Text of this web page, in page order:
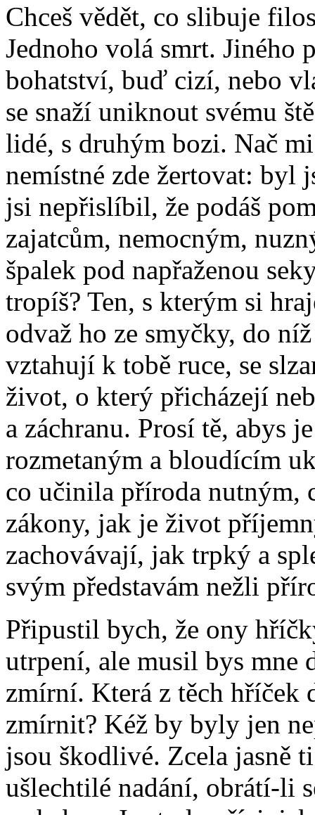
Chceš vědět, co slibuje
Jednoho volá smrt. Jiného
bohatství, buď cizí, nebo
se snaží uniknout svému
lidé, s druhým bozi. Nač
nemístné zde žertovat: byl
jsi nepřislíbil, že podáš
zajatcům, nemocným,
špalek pod napřaženou
tropíš? Ten, s kterým si
odvaž ho ze smyčky, do
vztahují k tobě ruce, se
život, o který přicházejí
a záchranu. Prosí tě, abys
rozmetaným a bloudícím
co učinila příroda nutným,
zákony, jak je život
zachovávají, jak trpký a
svým představám nežli
Připustil bych, že ony
utrpení, ale musil bys mne
zmírní. Která z těch hříček
zmírnit? Kéž by byly jen
jsou škodlivé. Zcela jasně
ušlechtilé nadání, obrátí-li